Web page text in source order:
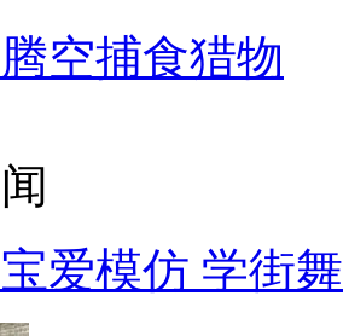
空捕食猎物
爱模仿 学街